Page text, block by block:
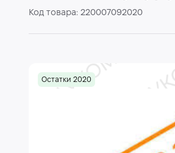
Код товара: 220007092020
Остатки 2020